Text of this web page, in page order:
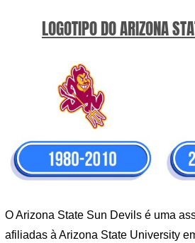
LOGOTIPO DO ARIZONA
O Arizona State Sun Devils é uma
afiliadas à Arizona State University